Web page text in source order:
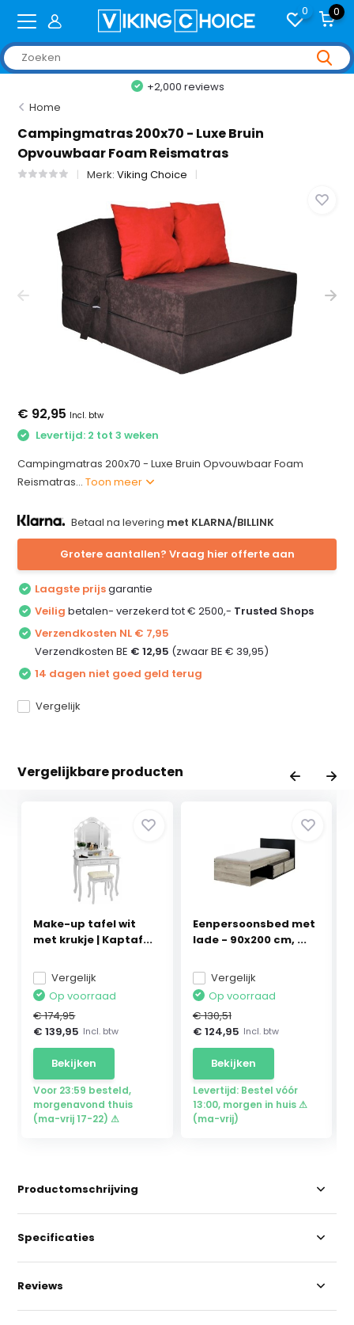
0 0
+2,000 reviews
Home
Campingmatras 200x70 - Luxe Bruin
Opvouwbaar Foam Reismatras
Merk:Viking Choice
€ 92,95 Incl. btw
Levertijd: 2 tot 3 weken
Campingmatras 200x70 - Luxe Bruin Opvouwbaar Foam
Reismatras...Toon meer
Betaal na levering met KLARNA/BILLINK
Grotere aantallen? Vraag hier offerte aan
Laagste prijsgarantie
Veilig betalen- verzekerd tot € 2500,- Trusted Shops
Verzendkosten NL € 7,95
Verzendkosten BE € 12,95 (zwaar BE € 39,95)
14 dagen niet goed geld terug
Vergelijk
Vergelijkbare producten
Make-up tafel wit
met krukje | Kaptaf...
Vergelijk
Op voorraad
€ 174,95
€ 139,95 Incl. btw
Bekijken
Voor 23:59 besteld,
morgenavond thuis
(ma-vrij 17-22) ⚠
Eenpersoonsbed met
lade - 90x200 cm, ...
Vergelijk
Op voorraad
€ 130,51
€ 124,95 Incl. btw
Bekijken
Levertijd: Bestel vóór
13:00, morgen in huis ⚠
(ma-vrij)
Productomschrijving
Specificaties
Reviews